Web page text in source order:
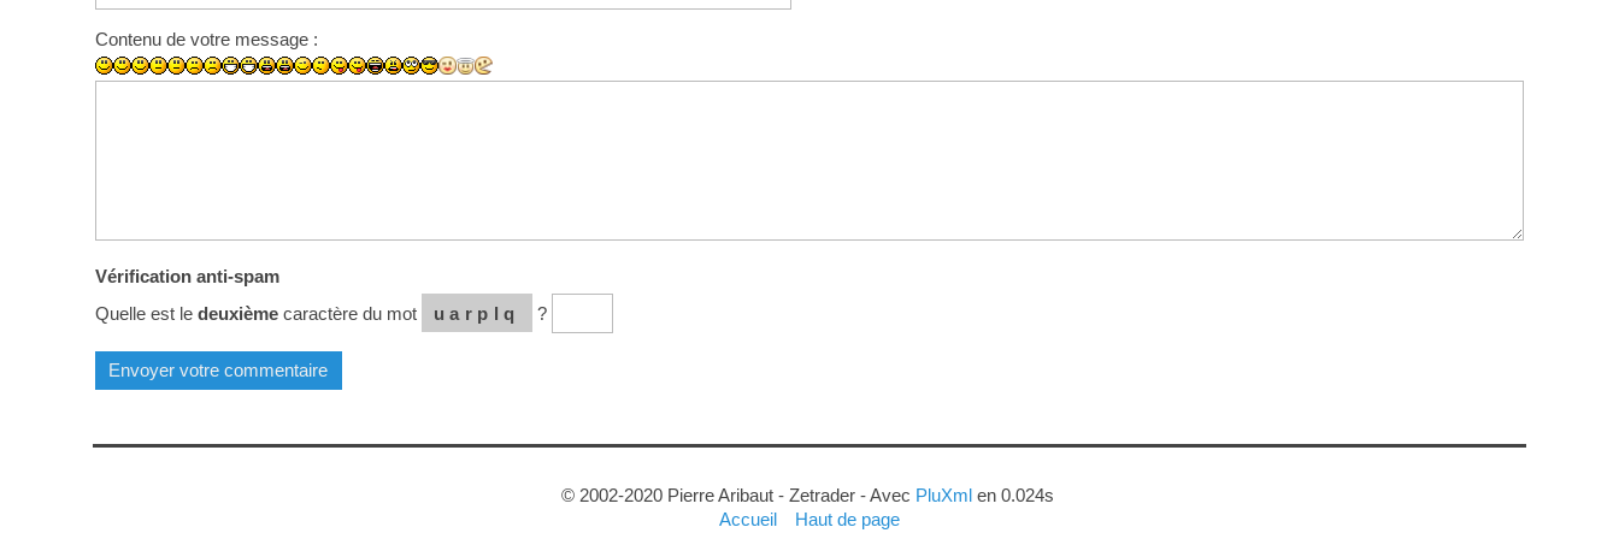
Contenu de votre message :
Vérification anti-spam
Quelle est le deuxièmecaractère du mot uarplq ?
© 2002-2020 Pierre Aribaut - Zetrader - Avec PluXmlen 0.024s
Accueil
Haut de page